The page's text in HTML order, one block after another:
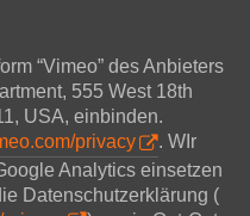
“Vimeo” des Anbieters
555 West 18th
USA, einbinden.
privacy
. WIr
Analytics einsetzen
Datenschutzerklärung (